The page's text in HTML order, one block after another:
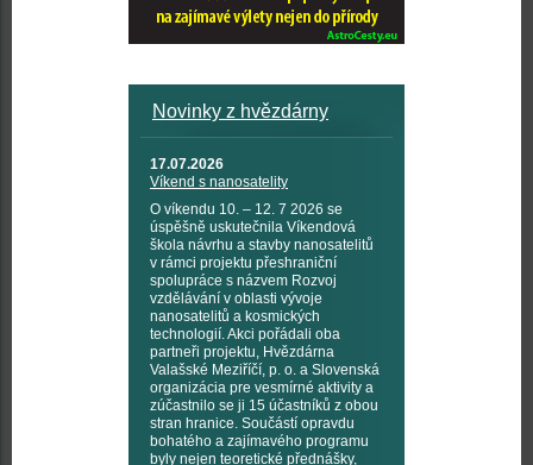
Novinky z hvězdárny
17.07.2026
Víkend s nanosatelity
O víkendu 10. – 12. 7 2026 se
úspěšně uskutečnila Víkendová
škola návrhu a stavby nanosatelitů
v rámci projektu přeshraniční
spolupráce s názvem Rozvoj
vzdělávání v oblasti vývoje
nanosatelitů a kosmických
technologií. Akci pořádali oba
partneři projektu, Hvězdárna
Valašské Meziříčí, p. o. a Slovenská
organizácia pre vesmírné aktivity a
zúčastnilo se ji 15 účastníků z obou
stran hranice. Součástí opravdu
bohatého a zajímavého programu
byly nejen teoretické přednášky,